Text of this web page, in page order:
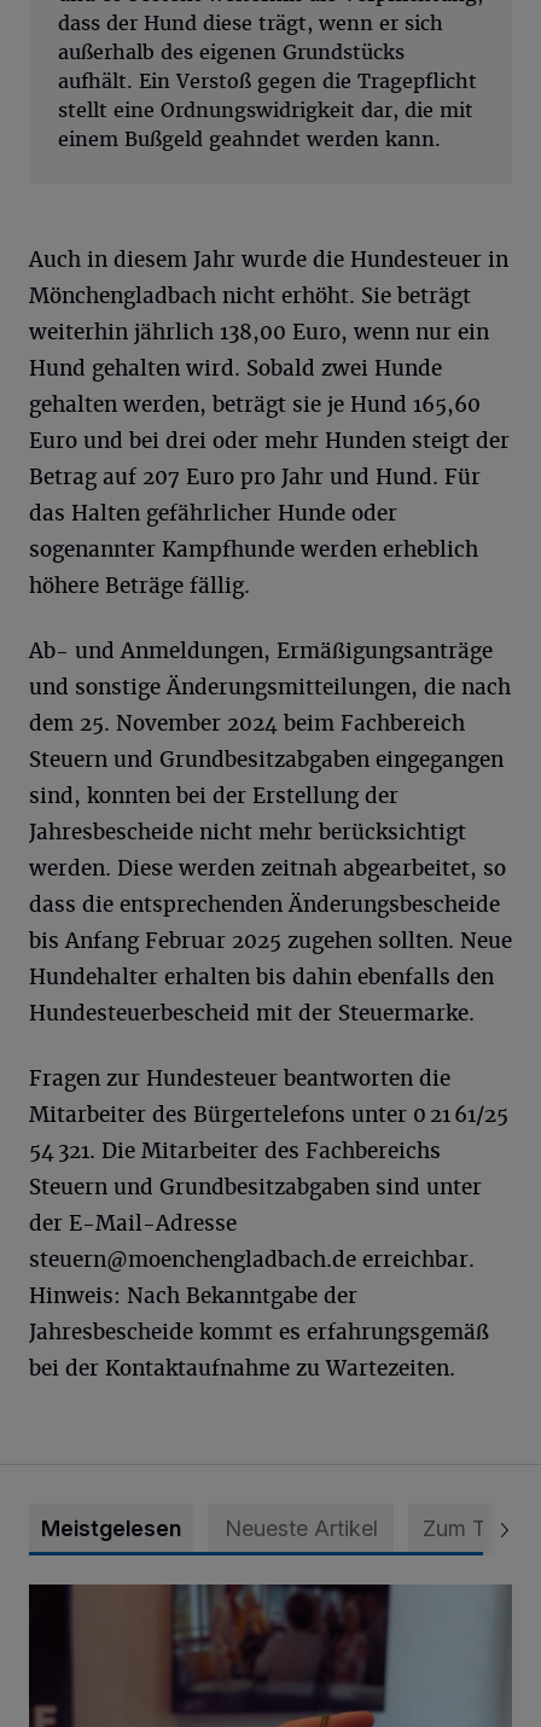
dass der Hund diese trägt, wenn er sich
außerhalb des eigenen Grundstücks
aufhält. Ein Verstoß gegen die Tragepflicht
stellt eine Ordnungswidrigkeit dar, die mit
einem Bußgeld geahndet werden kann.
Auch in diesem Jahr wurde die Hundesteuer in
Mönchengladbach nicht erhöht. Sie beträgt
weiterhin jährlich 138,00 Euro, wenn nur ein
Hund gehalten wird. Sobald zwei Hunde
gehalten werden, beträgt sie je Hund 165,60
Euro und bei drei oder mehr Hunden steigt der
Betrag auf 207 Euro pro Jahr und Hund. Für
das Halten gefährlicher Hunde oder
sogenannter Kampfhunde werden erheblich
höhere Beträge fällig.
Ab- und Anmeldungen, Ermäßigungsanträge
und sonstige Änderungsmitteilungen, die nach
dem 25. November 2024 beim Fachbereich
Steuern und Grundbesitzabgaben eingegangen
sind, konnten bei der Erstellung der
Jahresbescheide nicht mehr berücksichtigt
werden. Diese werden zeitnah abgearbeitet, so
dass die entsprechenden Änderungsbescheide
bis Anfang Februar 2025 zugehen sollten. Neue
Hundehalter erhalten bis dahin ebenfalls den
Hundesteuerbescheid mit der Steuermarke.
Fragen zur Hundesteuer beantworten die
Mitarbeiter des Bürgertelefons unter 0 21 61/25
54 321. Die Mitarbeiter des Fachbereichs
Steuern und Grundbesitzabgaben sind unter
der E-Mail-Adresse
steuern@moenchengladbach.de erreichbar.
Hinweis: Nach Bekanntgabe der
Jahresbescheide kommt es erfahrungsgemäß
bei der Kontaktaufnahme zu Wartezeiten.
Meistgelesen Neueste Artikel Zum Thema
Psychothriller und Gestricktes